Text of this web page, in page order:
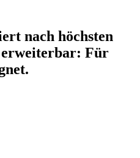
nach höchsten
Für